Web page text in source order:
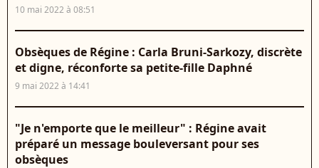
10 mai 2022 à 08:51
Obsèques de Régine : Carla Bruni-Sarkozy, discrète
et digne, réconforte sa petite-fille Daphné
9 mai 2022 à 14:41
"Je n'emporte que le meilleur" : Régine avait
préparé un message bouleversant pour ses
obsèques